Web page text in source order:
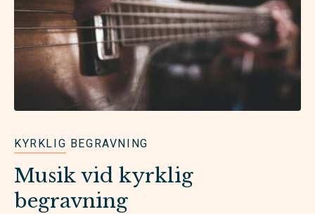
KYRKLIG BEGRAVNING
Musik vid kyrklig
begravning